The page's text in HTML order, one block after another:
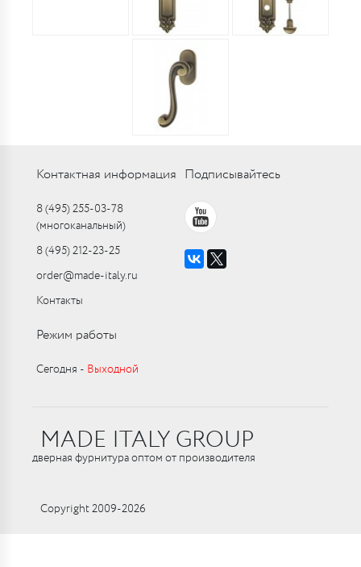
Контактная информация
8 (495) 255-03-78
(многоканальный)
8 (495) 212-23-25
order@made-italy.ru
Контакты
Подписывайтесь
Режим работы
Сегодня ‑ Выходной
MADE ITALY GROUP
дверная фурнитура оптом от производителя
Copyright 2009-2026